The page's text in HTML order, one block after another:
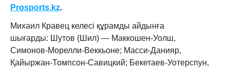
Prosports.kz.
Михаил Кравец келесі құрамды айдынға
шығарды: Шутов (Шил) — Маккошен-Уолш,
Симонов-Морелли-Веккьоне; Масси-Данияр,
Қайыржан-Томпсон-Савицкий; Бекетаев-Уотерспун,